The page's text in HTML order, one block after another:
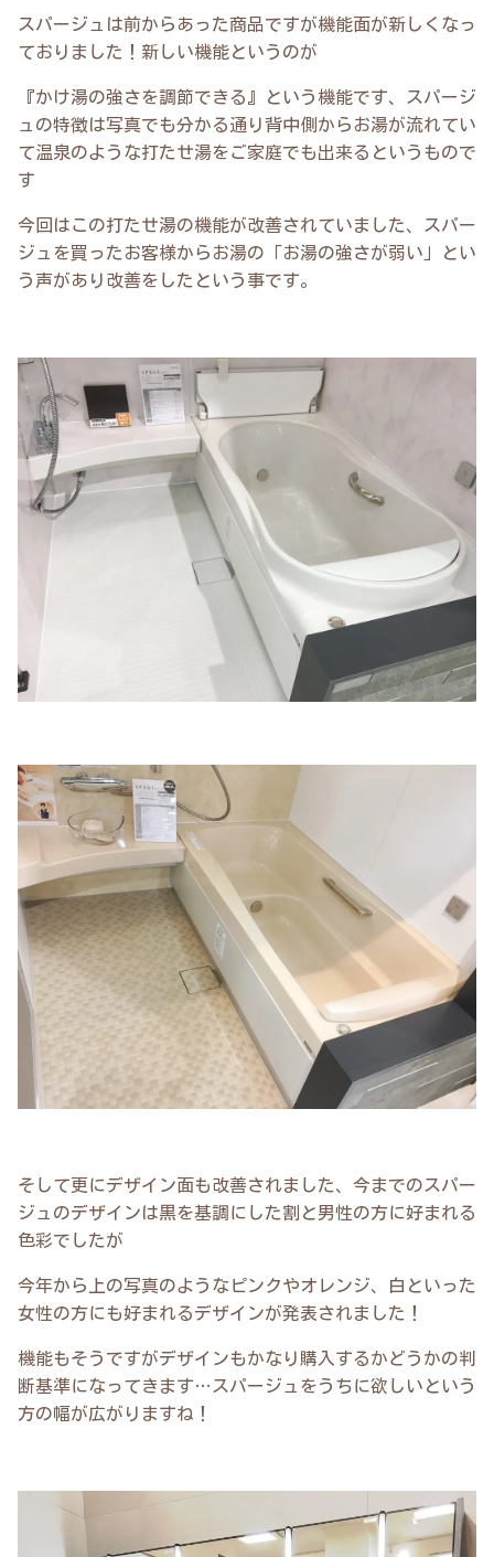
スパージュは前からあった商品ですが機能面が新しくなっ
ておりました！新しい機能というのが
『かけ湯の強さを調節できる』という機能です、スパージ
ュの特徴は写真でも分かる通り背中側からお湯が流れてい
て温泉のような打たせ湯をご家庭でも出来るというもので
す
今回はこの打たせ湯の機能が改善されていました、スパー
ジュを買ったお客様からお湯の「お湯の強さが弱い」とい
う声があり改善をしたという事です。
そして更にデザイン面も改善されました、今までのスパー
ジュのデザインは黒を基調にした割と男性の方に好まれる
色彩でしたが
今年から上の写真のようなピンクやオレンジ、白といった
女性の方にも好まれるデザインが発表されました！
機能もそうですがデザインもかなり購入するかどうかの判
断基準になってきます…スパージュをうちに欲しいという
方の幅が広がりますね！